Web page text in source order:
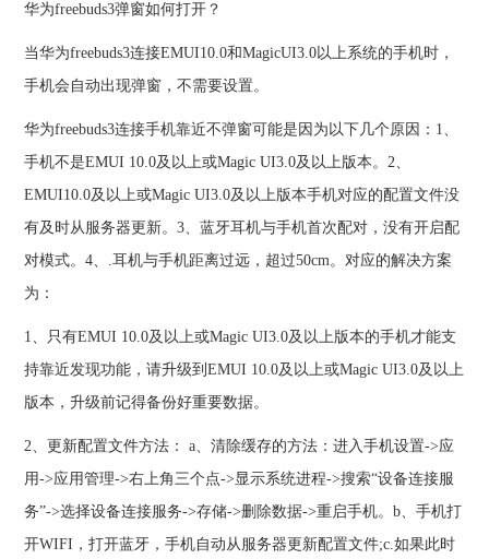
华为freebuds3弹窗如何打开？
当华为freebuds3连接EMUI10.0和MagicUI3.0以上系统的手机时，
手机会自动出现弹窗，不需要设置。
华为freebuds3连接手机靠近不弹窗可能是因为以下几个原因：1、
手机不是EMUI 10.0及以上或Magic UI3.0及以上版本。2、
EMUI10.0及以上或Magic UI3.0及以上版本手机对应的配置文件没
有及时从服务器更新。3、蓝牙耳机与手机首次配对，没有开启配
对模式。4、.耳机与手机距离过远，超过50cm。对应的解决方案
为：
1、只有EMUI 10.0及以上或Magic UI3.0及以上版本的手机才能支
持靠近发现功能，请升级到EMUI 10.0及以上或Magic UI3.0及以上
版本，升级前记得备份好重要数据。
2、更新配置文件方法： a、清除缓存的方法：进入手机设置->应
用->应用管理->右上角三个点->显示系统进程->搜索“设备连接服
务”->选择设备连接服务->存储->删除数据->重启手机。b、手机打
开WIFI，打开蓝牙，手机自动从服务器更新配置文件;c.如果此时